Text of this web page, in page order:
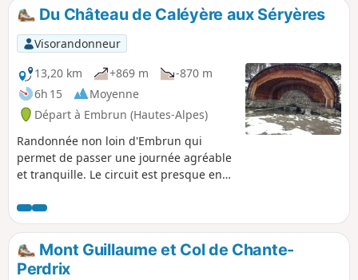
Du Château de Caléyère aux Séryères
Visorandonneur
13,20 km
+869 m
-870 m
6h 15
Moyenne
Départ à Embrun (Hautes-Alpes)
Randonnée non loin d'Embrun qui
permet de passer une journée agréable
et tranquille. Le circuit est presque en
Guillaume, avec une montée et un
retour hors des itinéraires classiques,
plus le passage par le Belvédère de la
Para.Mont Guillaume et Col de Chante-
Perdrix